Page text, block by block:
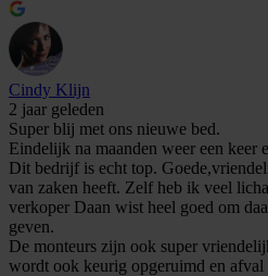
Cindy Klijn
2 jaar geleden
Super blij met ons nieuwe bed.
Eindelijk na maanden weer een keer
Dit bedrijf is echt top.
van zaken heeft. Zelf heb ik veel
verkoper Daan wist heel goed om
geven.
De monteurs zijn ook super
wordt ook keurig opgeruimd en afval